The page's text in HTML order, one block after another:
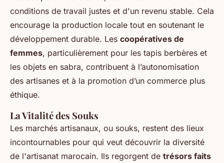
conditions de travail justes et d'un revenu stable. Cela
encourage la production locale tout en soutenant le
développement durable. Les coopératives de
femmes, particulièrement pour les tapis berbères et
les objets en sabra, contribuent à l’autonomisation
des artisanes et à la promotion d’un commerce plus
éthique.
La Vitalité des Souks
Les marchés artisanaux, ou souks, restent des lieux
incontournables pour qui veut découvrir la diversité
de l'artisanat marocain. Ils regorgent de trésors faits